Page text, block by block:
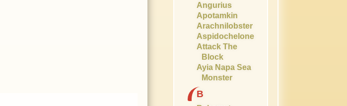
Angurius
Apotamkin
Arachnilobster
Aspidochelone
Attack The
Block
Ayia Napa Sea
Monster
B